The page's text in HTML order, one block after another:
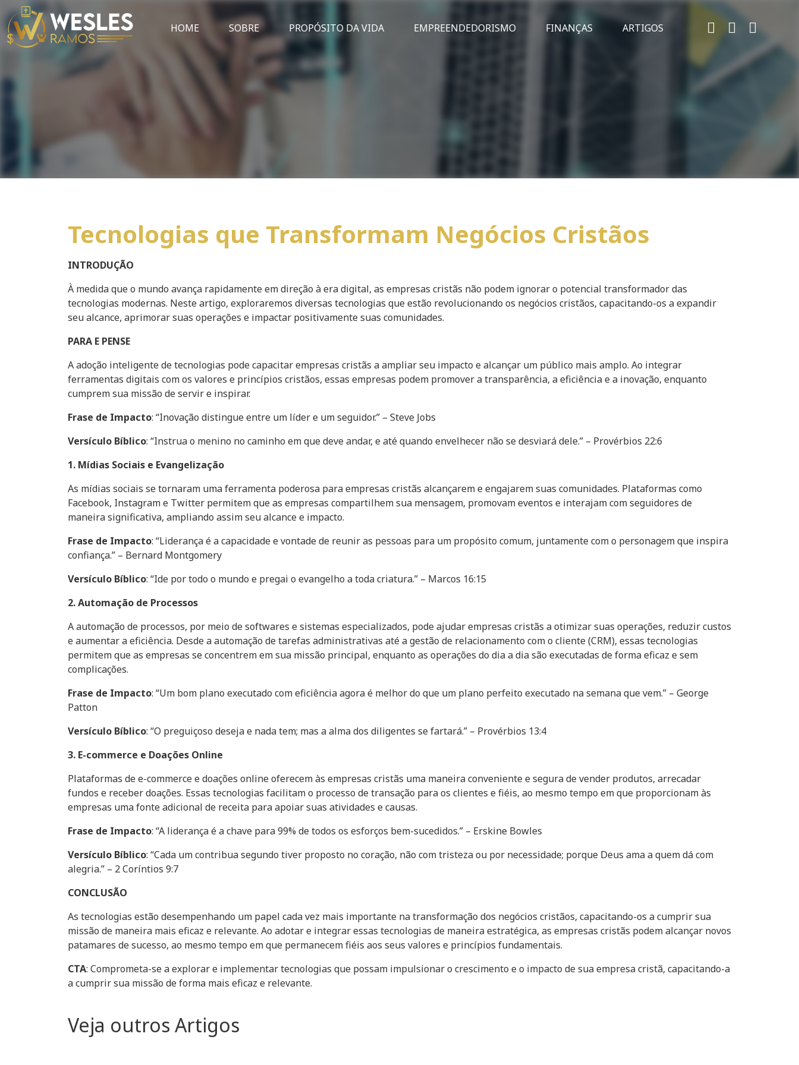
HOME SOBRE PROPÓSITO DA VIDA EMPREENDEDORISMO FINANÇAS ARTIGOS
Tecnologias que Transformam Negócios Cristãos
INTRODUÇÃO
À medida que o mundo avança rapidamente em direção à era digital, as empresas cristãs não podem ignorar o potencial transformador das
tecnologias modernas. Neste artigo, exploraremos diversas tecnologias que estão revolucionando os negócios cristãos, capacitando-os a expandir
seu alcance, aprimorar suas operações e impactar positivamente suas comunidades.
PARA E PENSE
A adoção inteligente de tecnologias pode capacitar empresas cristãs a ampliar seu impacto e alcançar um público mais amplo. Ao integrar
ferramentas digitais com os valores e princípios cristãos, essas empresas podem promover a transparência, a eficiência e a inovação, enquanto
cumprem sua missão de servir e inspirar.
Frase de Impacto: “Inovação distingue entre um líder e um seguidor.” – Steve Jobs
Versículo Bíblico: “Instrua o menino no caminho em que deve andar, e até quando envelhecer não se desviará dele.” – Provérbios 22:6
1. Mídias Sociais e Evangelização
As mídias sociais se tornaram uma ferramenta poderosa para empresas cristãs alcançarem e engajarem suas comunidades. Plataformas como
Facebook, Instagram e Twitter permitem que as empresas compartilhem sua mensagem, promovam eventos e interajam com seguidores de
maneira significativa, ampliando assim seu alcance e impacto.
Frase de Impacto: “Liderança é a capacidade e vontade de reunir as pessoas para um propósito comum, juntamente com o personagem que inspira
confiança.” – Bernard Montgomery
Versículo Bíblico: “Ide por todo o mundo e pregai o evangelho a toda criatura.” – Marcos 16:15
2. Automação de Processos
A automação de processos, por meio de softwares e sistemas especializados, pode ajudar empresas cristãs a otimizar suas operações, reduzir custos
e aumentar a eficiência. Desde a automação de tarefas administrativas até a gestão de relacionamento com o cliente (CRM), essas tecnologias
permitem que as empresas se concentrem em sua missão principal, enquanto as operações do dia a dia são executadas de forma eficaz e sem
complicações.
Frase de Impacto: “Um bom plano executado com eficiência agora é melhor do que um plano perfeito executado na semana que vem.” – George
Patton
Versículo Bíblico: “O preguiçoso deseja e nada tem; mas a alma dos diligentes se fartará.” – Provérbios 13:4
3. E-commerce e Doações Online
Plataformas de e-commerce e doações online oferecem às empresas cristãs uma maneira conveniente e segura de vender produtos, arrecadar
fundos e receber doações. Essas tecnologias facilitam o processo de transação para os clientes e fiéis, ao mesmo tempo em que proporcionam às
empresas uma fonte adicional de receita para apoiar suas atividades e causas.
Frase de Impacto: “A liderança é a chave para 99% de todos os esforços bem-sucedidos.” – Erskine Bowles
Versículo Bíblico: “Cada um contribua segundo tiver proposto no coração, não com tristeza ou por necessidade; porque Deus ama a quem dá com
alegria.” – 2 Coríntios 9:7
CONCLUSÃO
As tecnologias estão desempenhando um papel cada vez mais importante na transformação dos negócios cristãos, capacitando-os a cumprir sua
missão de maneira mais eficaz e relevante. Ao adotar e integrar essas tecnologias de maneira estratégica, as empresas cristãs podem alcançar novos
patamares de sucesso, ao mesmo tempo em que permanecem fiéis aos seus valores e princípios fundamentais.
CTA: Comprometa-se a explorar e implementar tecnologias que possam impulsionar o crescimento e o impacto de sua empresa cristã, capacitando-a
a cumprir sua missão de forma mais eficaz e relevante.
Veja outros Artigos